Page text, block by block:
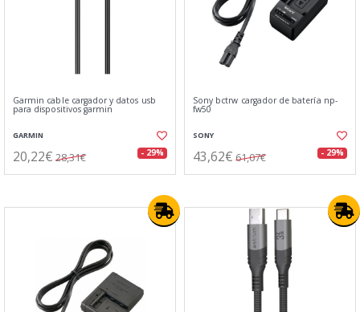
Garmin cable cargador y datos usb
para dispositivos garmin
GARMIN
20,22€ 28,31€ - 29%
Sony bctrw cargador de batería np-
fw50
SONY
43,62€ 61,07€ - 29%